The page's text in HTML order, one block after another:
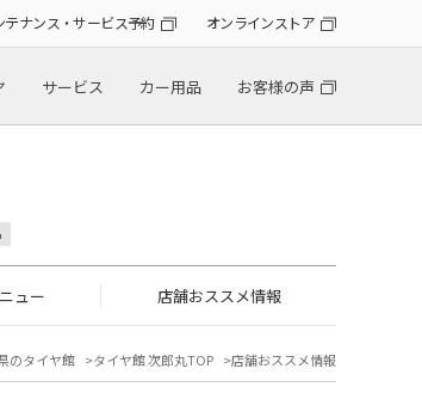
テナンス・サービス予約 オンラインストア
サービス カー用品 お客様の声
ュー 店舗おススメ情報
のタイヤ館 タイヤ館 次郎丸TOP 店舗おススメ情報